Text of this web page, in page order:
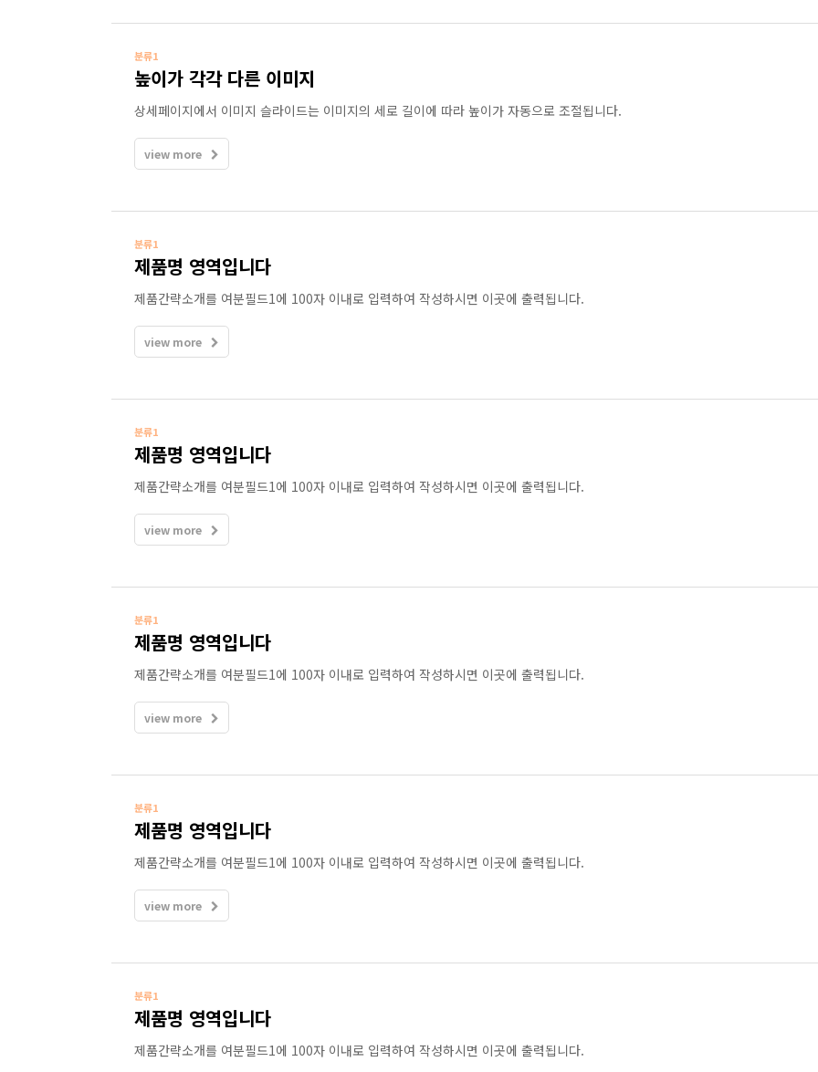
분류1
높이가 각각 다른 이미지
상세페이지에서 이미지 슬라이드는 이미지의 세로 길이에 따라 높이가 자동으로 조절됩니다.
view more
분류1
제품명 영역입니다
제품간략소개를 여분필드1에 100자 이내로 입력하여 작성하시면 이곳에 출력됩니다.
view more
분류1
제품명 영역입니다
제품간략소개를 여분필드1에 100자 이내로 입력하여 작성하시면 이곳에 출력됩니다.
view more
분류1
제품명 영역입니다
제품간략소개를 여분필드1에 100자 이내로 입력하여 작성하시면 이곳에 출력됩니다.
view more
분류1
제품명 영역입니다
제품간략소개를 여분필드1에 100자 이내로 입력하여 작성하시면 이곳에 출력됩니다.
view more
분류1
제품명 영역입니다
제품간략소개를 여분필드1에 100자 이내로 입력하여 작성하시면 이곳에 출력됩니다.